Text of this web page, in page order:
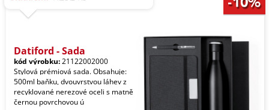
Datiford - Sada
kód výrobku:21122002000
Stylová prémiová sada. Obsahuje:
500ml baňku, dvouvrstvou láhev z
recyklované nerezové oceli s matně
černou povrchovou ú